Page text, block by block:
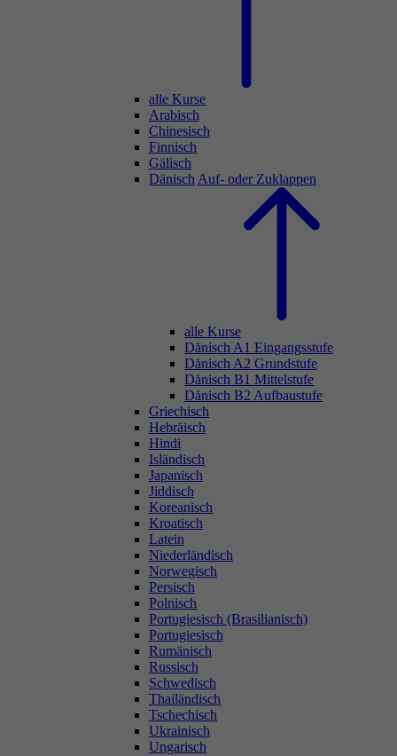
alle Kurse
Arabisch
Chinesisch
Finnisch
Gälisch
Dänisch Auf- oder Zuklappen
alle Kurse
Dänisch A1 Eingangsstufe
Dänisch A2 Grundstufe
Dänisch B1 Mittelstufe
Dänisch B2 Aufbaustufe
Griechisch
Hebräisch
Hindi
Isländisch
Japanisch
Jiddisch
Koreanisch
Kroatisch
Latein
Niederländisch
Norwegisch
Persisch
Polnisch
Portugiesisch (Brasilianisch)
Portugiesisch
Rumänisch
Russisch
Schwedisch
Thailändisch
Tschechisch
Ukrainisch
Ungarisch